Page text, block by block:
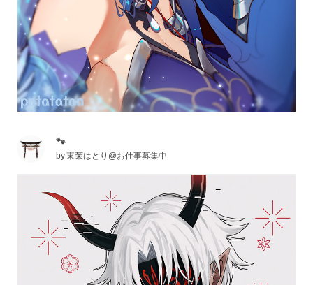
🐾
by東茉はとり@お仕事募集中